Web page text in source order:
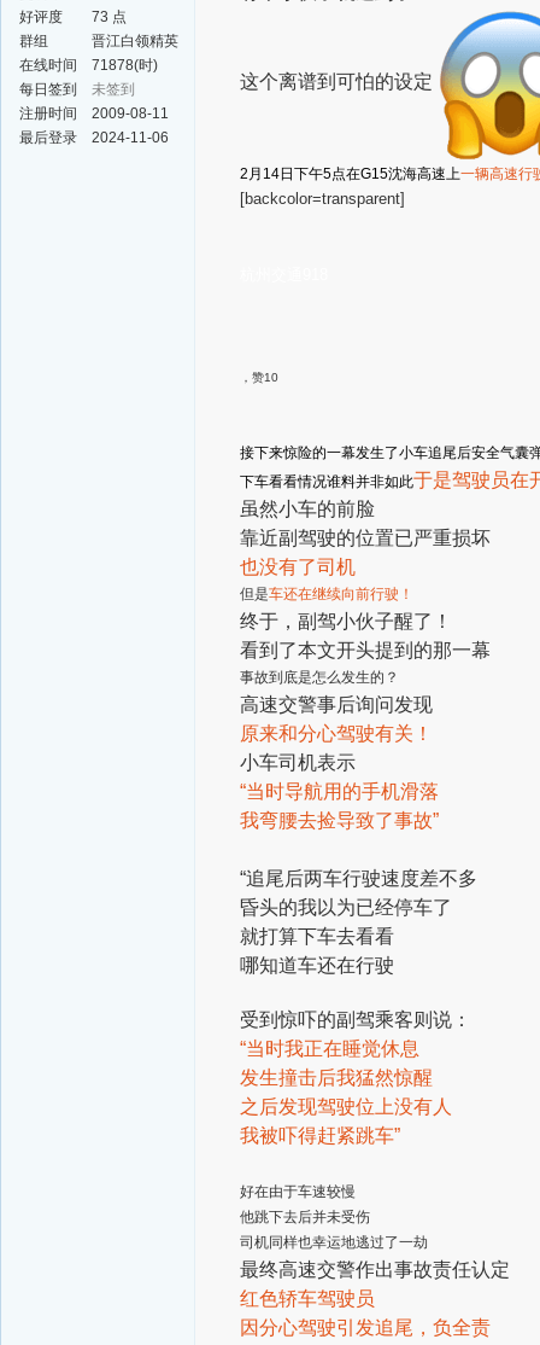
好评度
73 点
群组
晋江白领精英
群
在线时间
71878(时)
每日签到
未签到
注册时间
2009-08-11
最后登录
2024-11-06
这个离谱到可怕的设定
2月14日下午5点在G15沈海高速上一辆高速行
[backcolor=transparent]
，赞10
接下来惊险的一幕发生了小车追尾后安全气囊
下车看看情况谁料并非如此于是驾驶员在
虽然小车的前脸
靠近副驾驶的位置已严重损坏
也没有了司机
但是车还在继续向前行驶！
终于，副驾小伙子醒了！
看到了本文开头提到的那一幕
事故到底是怎么发生的？
高速交警事后询问发现
原来和分心驾驶有关！
小车司机表示
“当时导航用的手机滑落
我弯腰去捡导致了事故”
“追尾后两车行驶速度差不多
昏头的我以为已经停车了
就打算下车去看看
哪知道车还在行驶
受到惊吓的副驾乘客则说：
“当时我正在睡觉休息
发生撞击后我猛然惊醒
之后发现驾驶位上没有人
我被吓得赶紧跳车”
好在由于车速较慢
他跳下去后并未受伤
司机同样也幸运地逃过了一劫
最终高速交警作出事故责任认定
红色轿车驾驶员
因分心驾驶引发追尾，负全责